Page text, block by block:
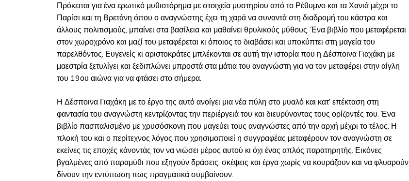
Πρόκειται για ένα ερωτικό μυθιστόρημα με στοιχεία μυστηρίου από το Ρέθυμνο και τα Χανιά μέχρι το
Παρίσι και τη Βρετάνη όπου ο αναγνώστης έχει τη χαρά να συναντά στη διαδρομή του κάστρα και
άλλους πολιτισμούς, μπαίνει στα βασίλεια και μαθαίνει θρυλικούς μύθους. Ένα βιβλίο που μεταφέρεται
στον χωροχρόνο και μαζί του μεταφέρεται κι όποιος το διαβάσει και υποκύπτει στη μαγεία του
παρελθόντος. Ευγενείς κι αριστοκράτες μπλέκονται σε αυτή την ιστορία που η Δέσποινα Γιαχάκη με
μαεστρία ξετυλίγει και ξεδιπλώνει μπροστά στα μάτια του αναγνώστη για να τον μεταφέρει στην αίγλη
του 19ου αιώνα για να φτάσει στο σήμερα.
Η Δέσποινα Γιαχάκη με το έργο της αυτό ανοίγει μια νέα πύλη στο μυαλό και κατ’ επέκταση στη
φαντασία του αναγνώστη κεντρίζοντας την περιέργειά του και διευρύνοντας τους ορίζοντές του. Ένα
βιβλίο πασπαλισμένο με χρυσόσκονη που μαγεύει τους αναγνώστες από την αρχή μέχρι το τέλος. Η
πλοκή του και ο περίτεχνος λόγος που χρησιμοποιεί η συγγραφέας μεταφέρουν τον αναγνώστη σε
εκείνες τις εποχές κάνοντάς τον να νιώσει μέρος αυτού κι όχι ένας απλός παρατηρητής. Εικόνες
βγαλμένες από παραμύθι που εξηγούν δράσεις, σκέψεις και έργα χωρίς να κουράζουν και να φλυαρούν
δίνουν την εντύπωση πως πραγματικά συμβαίνουν.